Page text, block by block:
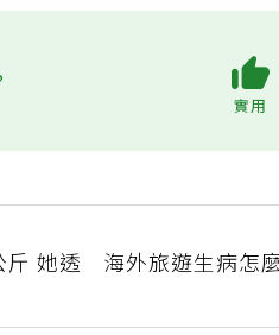
她透 海外旅遊生病